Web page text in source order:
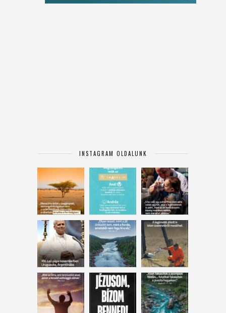
INSTAGRAM OLDALUNK